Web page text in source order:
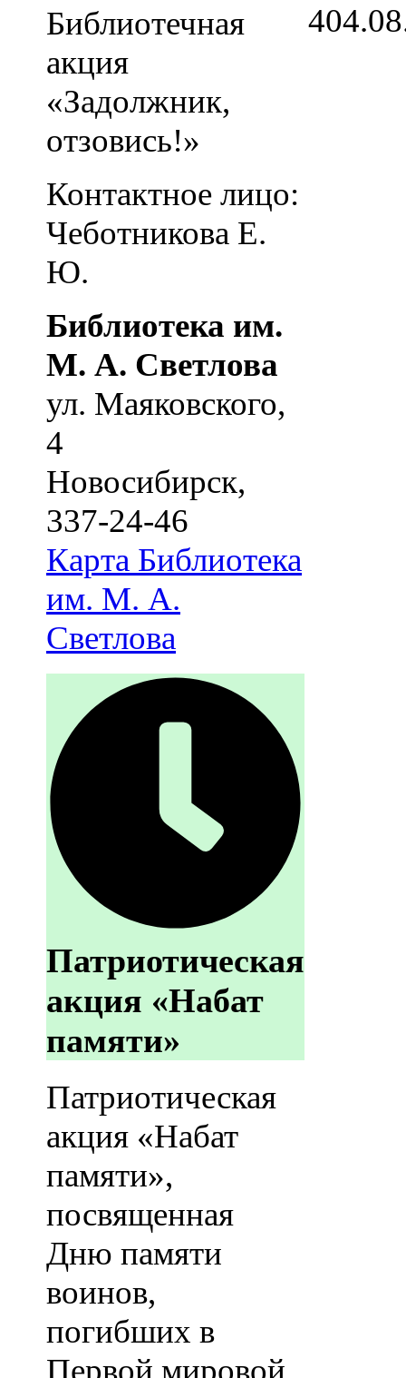
Библиотечная
акция
«Задолжник,
отзовись!»
Контактное лицо:
Чеботникова Е.
Ю.
Библиотека им.
М. А. Светлова
ул. Маяковского,
4
Новосибирск,
337-24-46
Карта Библиотека
им. М. А.
Светлова
Патриотическая
акция «Набат
памяти»
Патриотическая
акция «Набат
памяти»,
посвященная
Дню памяти
воинов,
погибших в
Первой мировой
4